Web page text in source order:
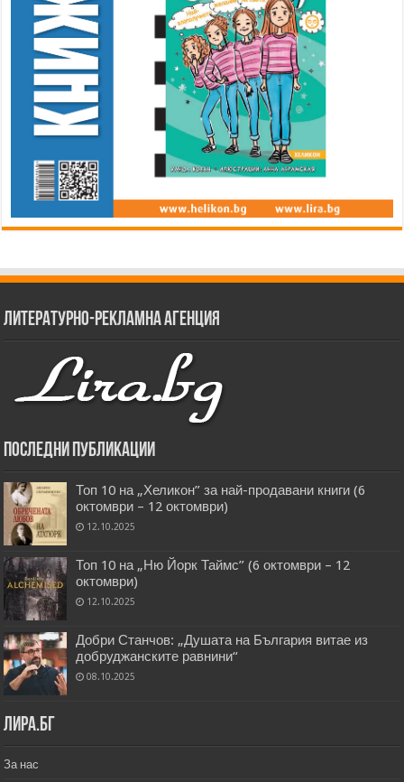
Литературно-рекламна агенция
Последни публикации
Топ 10 на „Хеликон” за най-продавани книги (6
октомври – 12 октомври)
12.10.2025
Топ 10 на „Ню Йорк Таймс” (6 октомври – 12
октомври)
12.10.2025
Добри Станчов: „Душата на България витае из
добруджанските равнини“
08.10.2025
Лира.бг
За нас